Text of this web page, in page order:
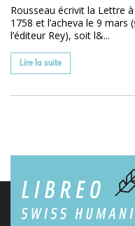
Rousseau écrivit la Lettre à
1758 et l’acheva le 9
l’éditeur Rey), soit l&...
Lire la suite